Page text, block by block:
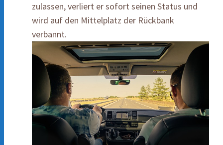
zulassen, verliert er sofort seinen Status und
wird auf den Mittelplatz der Rückbank
verbannt.